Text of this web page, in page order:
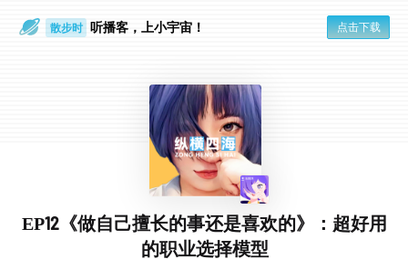
散步时 听播客，上小宇宙！ 点击下载
EP12《做自己擅长的事还是喜欢的》：超好用
的职业选择模型